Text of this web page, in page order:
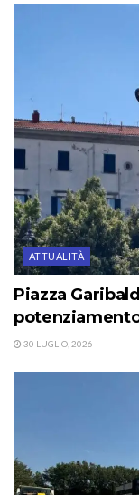
ATTUALITÀ
Piazza
30 LUGLIO, 2026